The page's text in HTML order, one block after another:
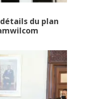
du plan